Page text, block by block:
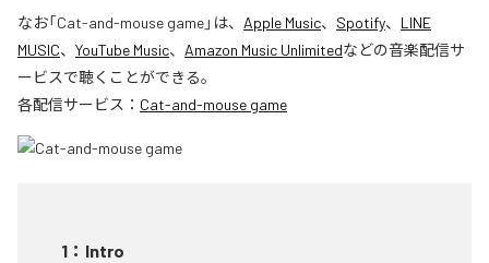
なお「Cat-and-mouse game」は、 Apple Music、 Spotify、 LINE
MUSIC、 YouTube Music、 Amazon Music Unlimitedなどの音楽配信サ
ービスで聴くことができる。
各配信サービス： Cat-and-mouse game
1 ： Intro